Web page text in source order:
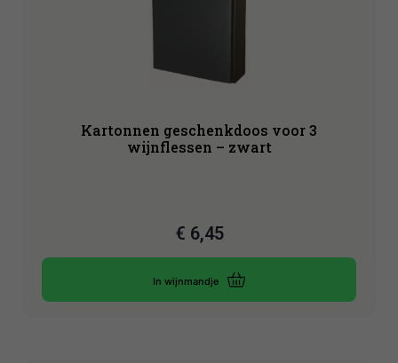
Kartonnen geschenkdoos voor 3
wijnflessen – zwart
€ 6,45
In wijnmandje